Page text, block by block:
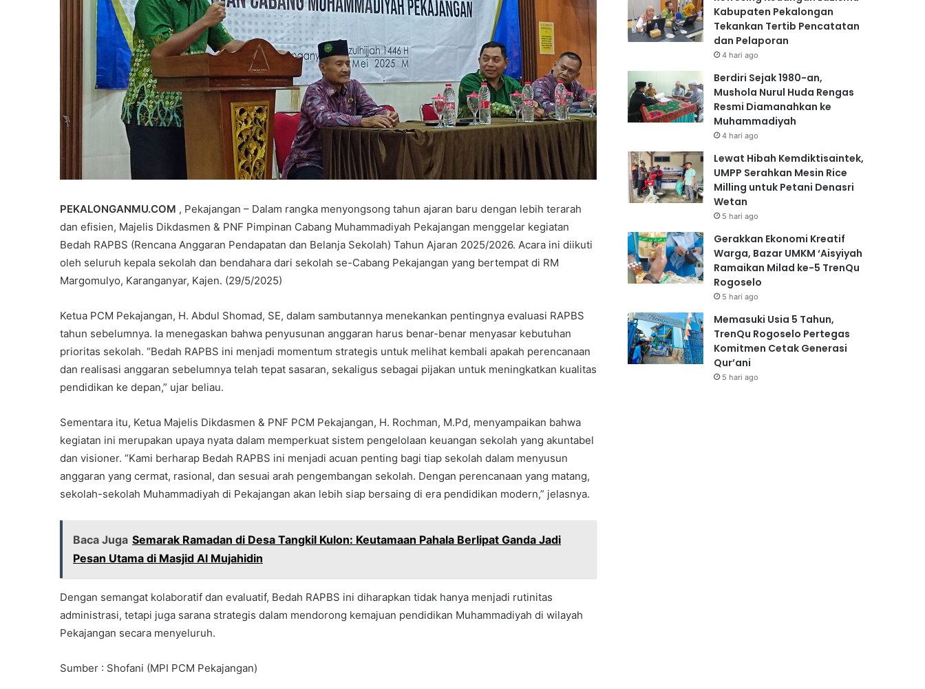
PEKALONGANMU.COM , Pekajangan – Dalam rangka menyongsong tahun ajaran baru dengan lebih terarah
dan efisien, Majelis Dikdasmen & PNF Pimpinan Cabang Muhammadiyah Pekajangan menggelar kegiatan
Bedah RAPBS (Rencana Anggaran Pendapatan dan Belanja Sekolah) Tahun Ajaran 2025/2026. Acara ini diikuti
oleh seluruh kepala sekolah dan bendahara dari sekolah se-Cabang Pekajangan yang bertempat di RM
Margomulyo, Karanganyar, Kajen. (29/5/2025)
Ketua PCM Pekajangan, H. Abdul Shomad, SE, dalam sambutannya menekankan pentingnya evaluasi RAPBS
tahun sebelumnya. Ia menegaskan bahwa penyusunan anggaran harus benar-benar menyasar kebutuhan
prioritas sekolah. “Bedah RAPBS ini menjadi momentum strategis untuk melihat kembali apakah perencanaan
dan realisasi anggaran sebelumnya telah tepat sasaran, sekaligus sebagai pijakan untuk meningkatkan kualitas
pendidikan ke depan,” ujar beliau.
Sementara itu, Ketua Majelis Dikdasmen & PNF PCM Pekajangan, H. Rochman, M.Pd, menyampaikan bahwa
kegiatan ini merupakan upaya nyata dalam memperkuat sistem pengelolaan keuangan sekolah yang akuntabel
dan visioner. “Kami berharap Bedah RAPBS ini menjadi acuan penting bagi tiap sekolah dalam menyusun
anggaran yang cermat, rasional, dan sesuai arah pengembangan sekolah. Dengan perencanaan yang matang,
sekolah-sekolah Muhammadiyah di Pekajangan akan lebih siap bersaing di era pendidikan modern,” jelasnya.
Baca Juga Semarak Ramadan di Desa Tangkil Kulon: Keutamaan Pahala Berlipat Ganda Jadi
Pesan Utama di Masjid Al Mujahidin
Dengan semangat kolaboratif dan evaluatif, Bedah RAPBS ini diharapkan tidak hanya menjadi rutinitas
administrasi, tetapi juga sarana strategis dalam mendorong kemajuan pendidikan Muhammadiyah di wilayah
Pekajangan secara menyeluruh.
Sumber : Shofani (MPI PCM Pekajangan)
Kabupaten Pekalongan
Tekankan Tertib Pencatatan
dan Pelaporan
4 hari ago
Berdiri Sejak 1980-an,
Mushola Nurul Huda Rengas
Resmi Diamanahkan ke
Muhammadiyah
4 hari ago
Lewat Hibah Kemdiktisaintek,
UMPP Serahkan Mesin Rice
Milling untuk Petani Denasri
Wetan
5 hari ago
Gerakkan Ekonomi Kreatif
Warga, Bazar UMKM ‘Aisyiyah
Ramaikan Milad ke-5 TrenQu
Rogoselo
5 hari ago
Memasuki Usia 5 Tahun,
TrenQu Rogoselo Pertegas
Komitmen Cetak Generasi
Qur’ani
5 hari ago